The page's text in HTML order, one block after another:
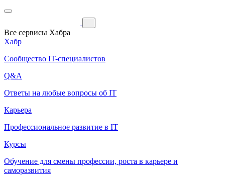
Все сервисы Хабра
Хабр
Сообщество IT-специалистов
Q&A
Ответы на любые вопросы об IT
Карьера
Профессиональное развитие в IT
Курсы
Обучение для смены профессии, роста в карьере и
саморазвития